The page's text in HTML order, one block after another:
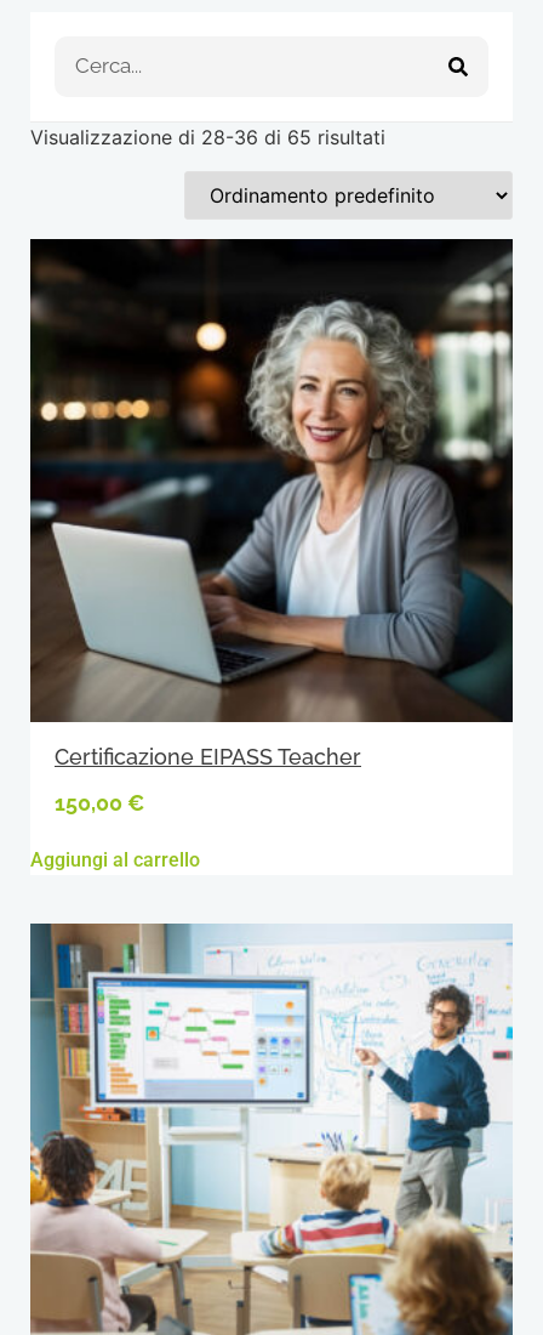
Visualizzazione di 28-36 di 65 risultati
Certificazione EIPASS Teacher
150,00 €
Aggiungi al carrello